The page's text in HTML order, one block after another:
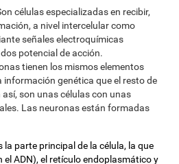
células especializadas en recibir,
a nivel intercelular como
señales electroquímicas
potencial de acción.
tienen los mismos elementos
genética que el resto de
son unas células con unas
Las neuronas están formadas
la parte principal de la célula, la que
el ADN), el retículo endoplasmático y